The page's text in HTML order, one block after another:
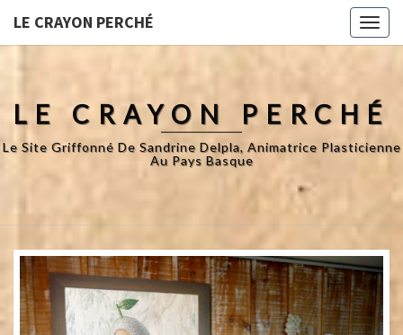
LE CRAYON PERCHÉ
LE CRAYON PERCHÉ
Le Site Griffonné De Sandrine Delpla, Animatrice Plasticienne
Au Pays Basque